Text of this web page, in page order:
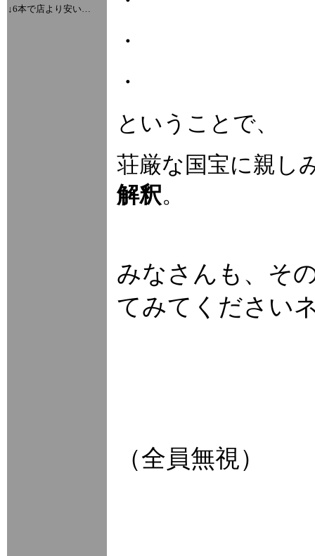
↓6本で店より安い…
・
・
ということで、
荘厳な国宝に親し
解釈。
みなさんも、そ
てみてください
（全員無視）